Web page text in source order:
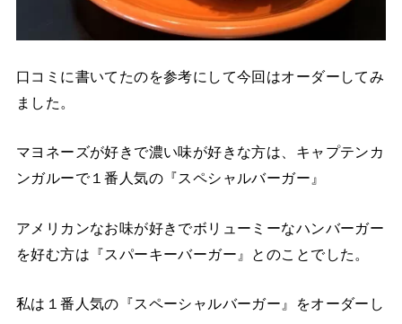
口コミに書いてたのを参考にして今回はオーダーしてみ
ました。
マヨネーズが好きで濃い味が好きな方は、キャプテンカ
ンガルーで１番人気の『スペシャルバーガー』
アメリカンなお味が好きでボリューミーなハンバーガー
を好む方は『スパーキーバーガー』とのことでした。
私は１番人気の『スペーシャルバーガー』をオーダーし